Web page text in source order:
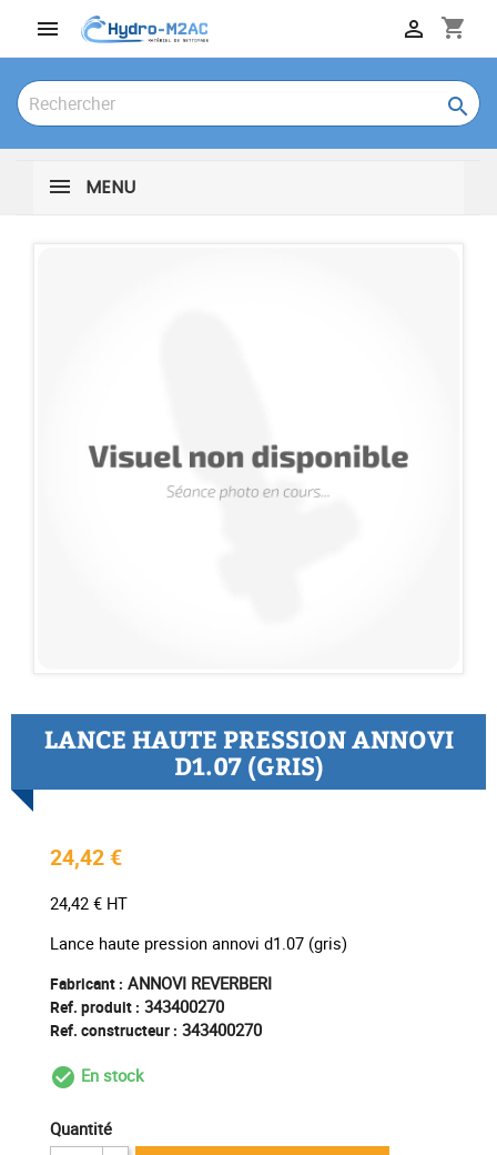
 shopping_cart


MENU
LANCE HAUTE PRESSION ANNOVI
D1.07 (GRIS)
24,42 €
24,42 € HT
Lance haute pression annovi d1.07 (gris)
Fabricant : ANNOVI REVERBERI
Ref. produit : 343400270
Ref. constructeur : 343400270
check_circle_outline
En stock
Quantité